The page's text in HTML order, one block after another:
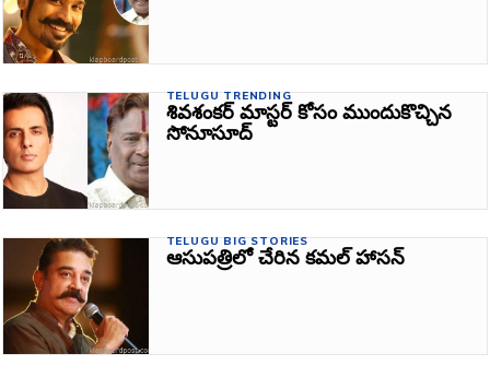
TELUGU TRENDING
శివశంకర్‌ మాస్టర్‌ కోసం ముందుకొచ్చిన
సోనూసూద్‌
TELUGU BIG STORIES
ఆసుపత్రిలో చేరిన కమల్‌ హాసన్‌